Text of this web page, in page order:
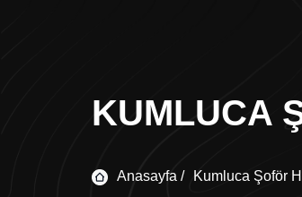
KUMLUCA
Anasayfa / Kumluca Şoför